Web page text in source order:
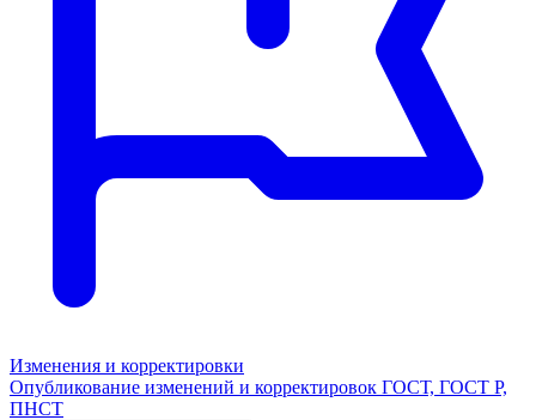
Изменения и корректировки
Опубликование изменений и корректировок ГОСТ, ГОСТ Р,
ПНСТ